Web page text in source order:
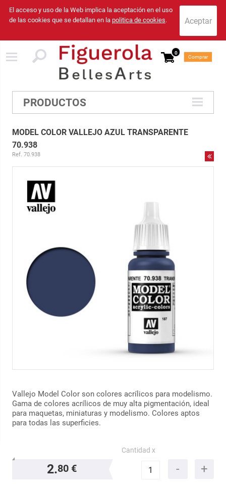
El acceso y uso de la Web implica la aceptación en el uso
de las cookies que se detallan en la politica de cookies.
0
Comprar
PRODUCTOS
MODEL COLOR VALLEJO AZUL TRANSPARENTE
70.938
Ref. 70.938
Vallejo Model Color son colores acrílicos para modelismo.
Gama de colores acrílicos de muy alta pigmentación, ideal
para maquetas, miniaturas y modelismo. Colores aptos
para todas las superficies.
2.80 €
Cantidad x